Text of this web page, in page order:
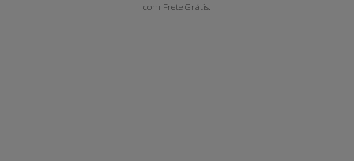
com Frete Grátis.